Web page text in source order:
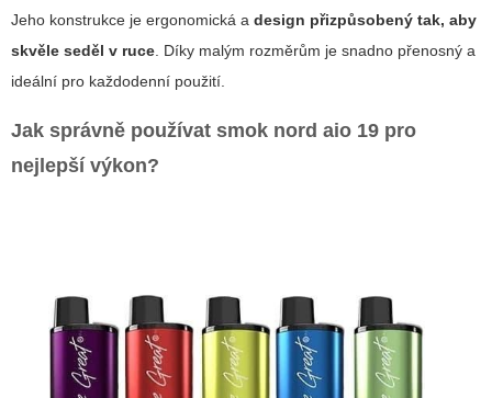
Jeho konstrukce je ergonomická a design přizpůsobený tak, aby
skvěle seděl v ruce. Díky malým rozměrům je snadno přenosný a
ideální pro každodenní použití.
Jak správně používat smok nord aio 19 pro
nejlepší výkon?